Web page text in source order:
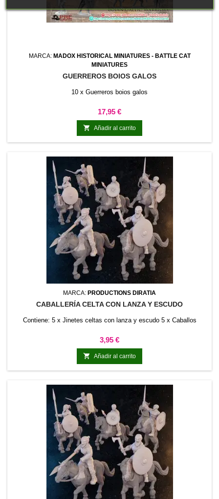
MARCA: MADOX HISTORICAL MINIATURES - BATTLE CAT
MINIATURES
GUERREROS BOIOS GALOS
10 x Guerreros boios galos
Precio
17,95 €
 Añadir al carrito
MARCA: PRODUCTIONS DIRATIA
CABALLERÍA CELTA CON LANZA Y ESCUDO
Contiene: 5 x Jinetes celtas con lanza y escudo 5 x Caballos
Precio
3,95 €
 Añadir al carrito